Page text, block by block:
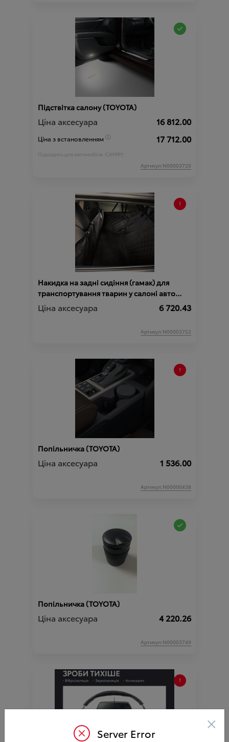
Підствітка салону (TOYOTA)
Ціна аксесуара 16 812.00
Ціна з встановленням 17 712.00
Підходить для автомобіля :CAMRY;
Артикул:N00003720
Накидка на задні сидіння (гамак) для
транспортування тварин у салоні авто
(TOYOTA)
Ціна аксесуара 6 720.43
Артикул:N00003752
Попільничка (TOYOTA)
Ціна аксесуара 1 536.00
Артикул:N00000438
Попільничка (TOYOTA)
Ціна аксесуара 4 220.26
Артикул:N00003749
Server Error ×